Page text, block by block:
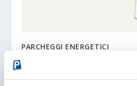
PARCHEGGI ENERGETICI